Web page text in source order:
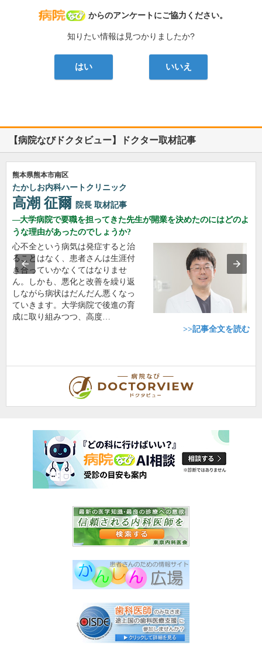
病院なび
からのアンケートにご協力ください。
知りたい情報は見つかりましたか?
はい いいえ
【病院なびドクタビュー】ドクター取材記事
熊本県熊本市南区
たかしお内科ハートクリニック
高潮 征爾 院長 取材記事
大学病院で要職を担ってきた先生が開業を決めたのにはどのよ
うな理由があったのでしょうか?
心不全という病気は発症すると治
ることはなく、患者さんは生涯付
き合っていかなくてはなりませ
ん。しかも、悪化と改善を繰り返
しながら病状はだんだん悪くなっ
ていきます。大学病院で後進の育
成に取り組みつつ、高度…
>>記事全文を読む